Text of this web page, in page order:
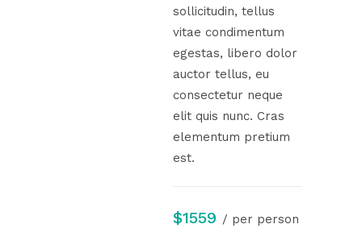
sollicitudin, tellus
vitae condimentum
egestas, libero dolor
auctor tellus, eu
consectetur neque
elit quis nunc. Cras
elementum pretium
est.
$1559 / per person